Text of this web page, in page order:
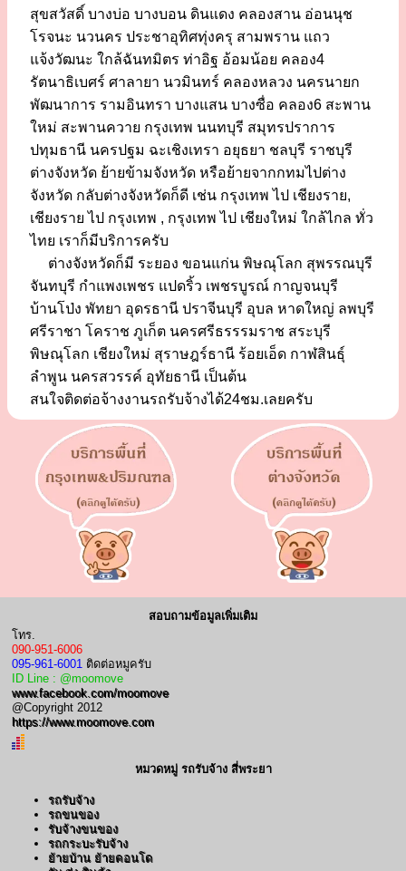
สุขสวัสดิ์ บางบ่อ บางบอน ดินแดง คลองสาน อ่อนนุช
โรจนะ นวนคร ประชาอุทิศทุ่งครุ สามพราน แถว
แจ้งวัฒนะ ใกล้ฉันทมิตร ท่าอิฐ อ้อมน้อย คลอง4
รัตนาธิเบศร์ ศาลายา นวมินทร์ คลองหลวง นครนายก
พัฒนาการ รามอินทรา บางแสน บางซื่อ คลอง6 สะพาน
ใหม่ สะพานควาย กรุงเทพ นนทบุรี สมุทรปราการ
ปทุมธานี นครปฐม ฉะเชิงเทรา อยุธยา ชลบุรี ราชบุรี
ต่างจังหวัด ย้ายข้ามจังหวัด หรือย้ายจากกทมไปต่าง
จังหวัด กลับต่างจังหวัดก็ดี เช่น กรุงเทพ ไป เชียงราย,
เชียงราย ไป กรุงเทพ , กรุงเทพ ไป เชียงใหม่ ใกล้ไกล ทั่ว
ไทย เราก็มีบริการครับ
ต่างจังหวัดก็มี ระยอง ขอนแก่น พิษณุโลก สุพรรณบุรี
จันทบุรี กำแพงเพชร แปดริ้ว เพชรบูรณ์ กาญจนบุรี
บ้านโป่ง พัทยา อุดรธานี ปราจีนบุรี อุบล หาดใหญ่ ลพบุรี
ศรีราชา โคราช ภูเก็ต นครศรีธรรรมราช สระบุรี
พิษณุโลก เชียงใหม่ สุราษฎร์ธานี ร้อยเอ็ด กาฬสินธุ์
ลำพูน นครสวรรค์ อุทัยธานี เป็นต้น
สนใจติดต่อจ้างงานรถรับจ้างได้24ชม.เลยครับ
สอบถามข้อมูลเพิ่มเติม
โทร.
090-951-6006
095-961-6001 ติดต่อหมูครับ
ID Line : @moomove
www.facebook.com/moomove
@Copyright 2012
https://www.moomove.com
หมวดหมู่ รถรับจ้าง สี่พระยา
รถรับจ้าง
รถขนของ
รับจ้างขนของ
รถกระบะรับจ้าง
ย้ายบ้าน ย้ายคอนโด